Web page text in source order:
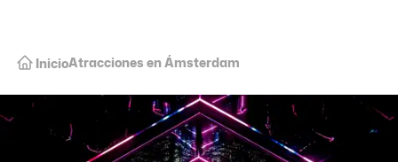
InicioAtracciones en Ámsterdam